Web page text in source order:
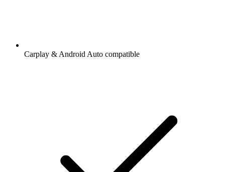
Carplay & Android Auto compatible